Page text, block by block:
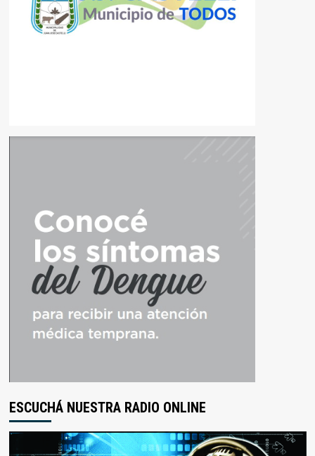
ESCUCHÁ NUESTRA RADIO ONLINE